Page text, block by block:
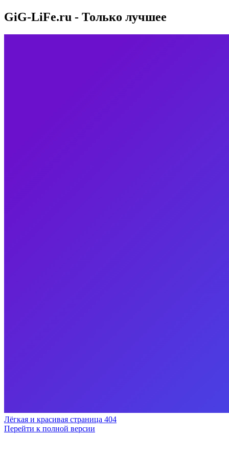
GiG-LiFe.ru - Только лучшее
Лёгкая и красивая страница 404
Перейти к полной версии